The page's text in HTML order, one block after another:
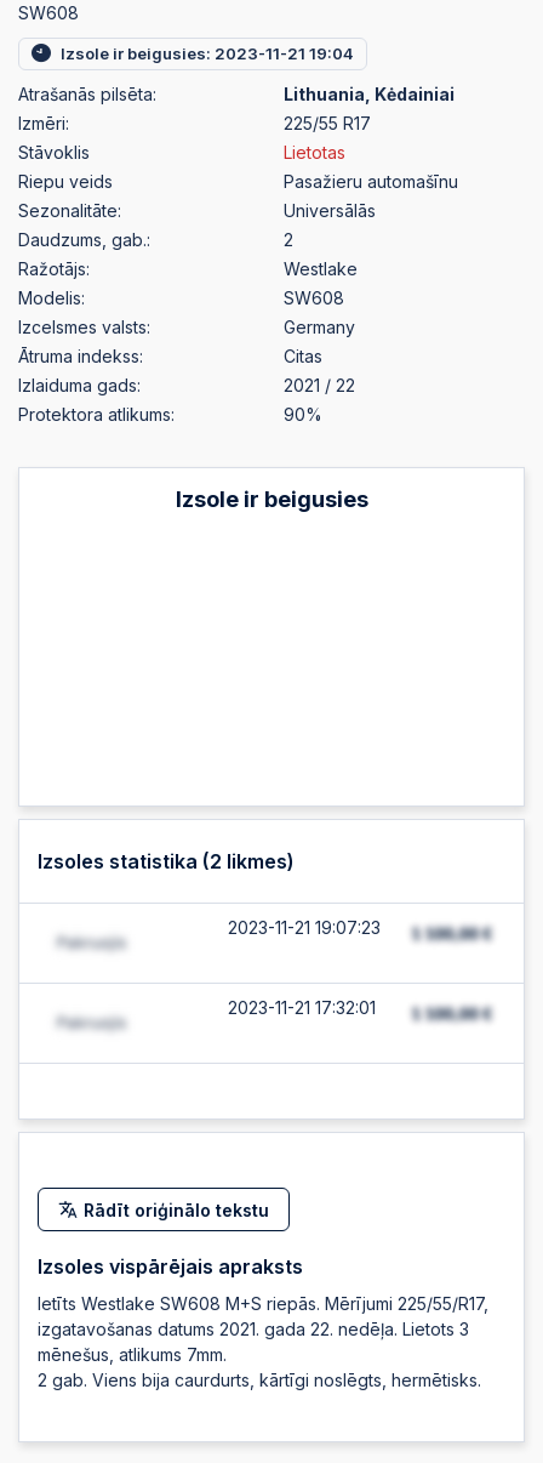
SW608
Izsole ir beigusies: 2023-11-21 19:04
Atrašanās pilsēta:
Lithuania, Kėdainiai
Izmēri:
225/55 R17
Stāvoklis
Lietotas
Riepu veids
Pasažieru automašīnu
Sezonalitāte:
Universālās
Daudzums, gab.:
2
Ražotājs:
Westlake
Modelis:
SW608
Izcelsmes valsts:
Germany
Ātruma indekss:
Citas
Izlaiduma gads:
2021 / 22
Protektora atlikums:
90%
Izsole ir beigusies
Izsoles statistika (2 likmes)
2023-11-21 19:07:23
2023-11-21 17:32:01
Rādīt oriģinālo tekstu
Izsoles vispārējais apraksts
Ietīts Westlake SW608 M+S riepās. Mērījumi 225/55/R17,
izgatavošanas datums 2021. gada 22. nedēļa. Lietots 3
mēnešus, atlikums 7mm.
2 gab. Viens bija caurdurts, kārtīgi noslēgts, hermētisks.